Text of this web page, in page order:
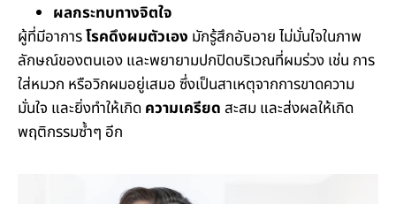
ผลกระทบทางจิตใจ
ผู้ที่มีอาการโรคดึงผมตัวเอง มักรู้สึกอับอาย ไม่มั่นใจในภาพ
ลักษณ์ของตนเอง และพยายามปกปิดบริเวณที่ผมร่วง เช่น การ
ใส่หมวก หรือวิกผมอยู่เสมอ ซึ่งเป็นสาเหตุจากการขาดความ
มั่นใจ และยิ่งทำให้เกิดความเครียดสะสม และส่งผลให้เกิด
พฤติกรรมซ้ำๆ อีก